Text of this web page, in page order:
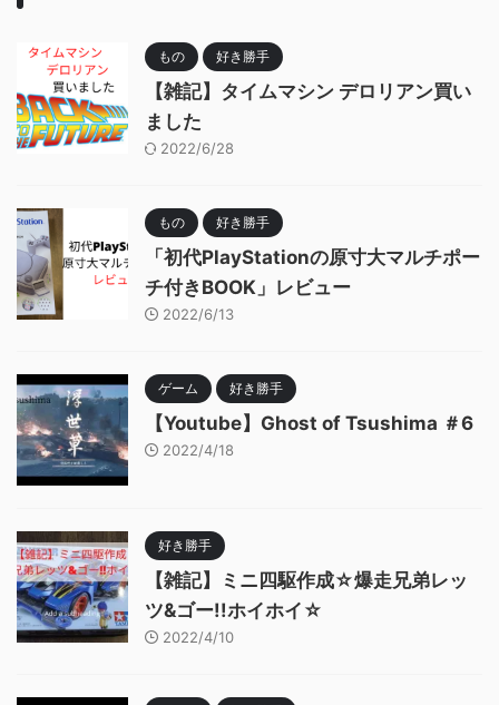
もの 好き勝手
【雑記】タイムマシン デロリアン買い
ました
2022/6/28
もの 好き勝手
「初代PlayStationの原寸大マルチポー
チ付きBOOK」レビュー
2022/6/13
ゲーム 好き勝手
【Youtube】Ghost of Tsushima ＃6
2022/4/18
好き勝手
【雑記】ミニ四駆作成☆爆走兄弟レッ
ツ&ゴー!!ホイホイ☆
2022/4/10